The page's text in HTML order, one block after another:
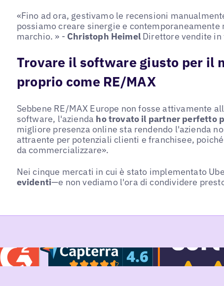
«Fino ad ora, gestivamo le recensioni
possiamo creare sinergie e
marchio. » - Christoph Heimel Direttore vendite in
Trovare il software giusto per il
proprio come RE/MAX
Sebbene RE/MAX Europe non fosse attivamente
software, l'azienda ho trovato il partner perfetto
migliore presenza online sta rendendo l'azienda
attraente per potenziali clienti e franchisee,
da commercializzare».
Nei cinque mercati in cui è stato implementato
evidenti—e non vediamo l'ora di condividere